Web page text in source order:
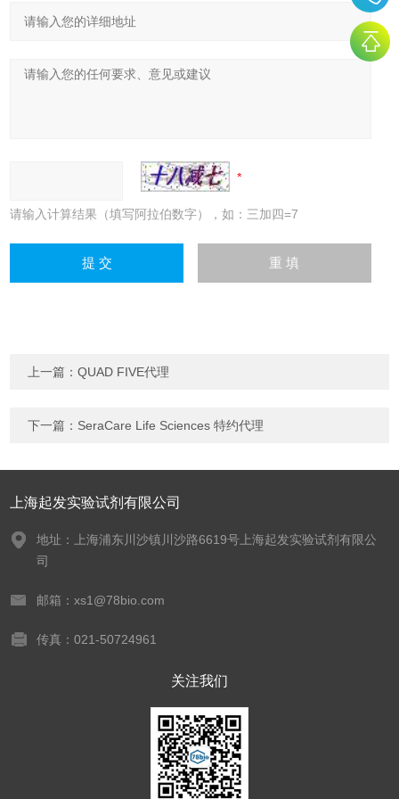
请输入计算结果（填写阿拉伯数字），如：三加四=7
上一篇：QUAD FIVE代理
下一篇： SeraCare Life Sciences 特约代理
上海起发实验试剂有限公司
地址：上海浦东川沙镇川沙路6619号上海起发实验试剂有限公
司
邮箱：xs1@78bio.com
传真：021-50724961
关注我们